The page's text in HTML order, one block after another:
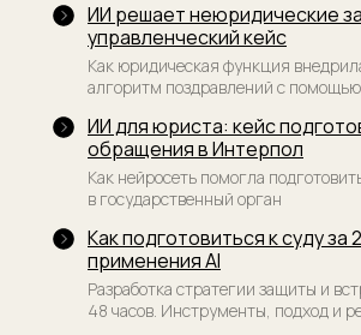
ИИ решает неюридические
управленческий кейс
Как юридическая функция
алгоритм поздравлений с
ИИ для юриста: кейс
обращения в Интерпол
Как нейросеть помогла
в государственный орган
Как подготовиться к суду за
применения AI
Разработка стратегии защиты и
48 часов. Инструменты, подход и